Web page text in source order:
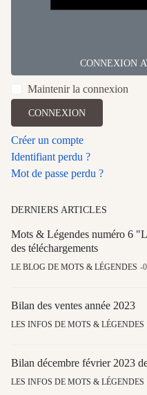
CONNEXION
Maintenir la connexion
CONNEXION
Créer un compte
Identifiant perdu ?
Mot de passe perdu ?
DERNIERS ARTICLES
Mots & Légendes numéro 6
des téléchargements
LE BLOG DE MOTS & LÉGENDES
Bilan des ventes année 2023
LES INFOS DE MOTS & LÉGENDES
Bilan décembre février 2023
LES INFOS DE MOTS & LÉGENDES